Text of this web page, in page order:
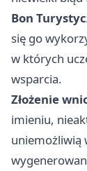
Bon
się go
w których
wsparcia.
Złożenie
imieniu,
uniemożliwią